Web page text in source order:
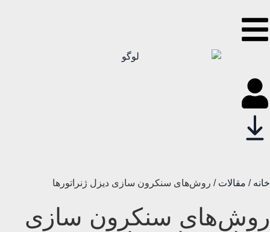
خانه / مقالات / روش‌های سنکرون‌ سازی دیزل ژنراتورها
روش‌های سنکرون‌ سازی